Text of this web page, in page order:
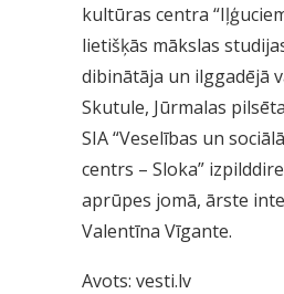
kultūras centra
lietišķās mākslas
dibinātāja un ilggadējā
Skutule, Jūrmalas
SIA “Veselības un
centrs – Sloka”
aprūpes jomā, ārste
Valentīna Vīgante.
Avots: vesti.lv